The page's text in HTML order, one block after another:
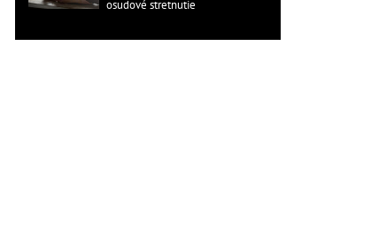
osudové stretnutie